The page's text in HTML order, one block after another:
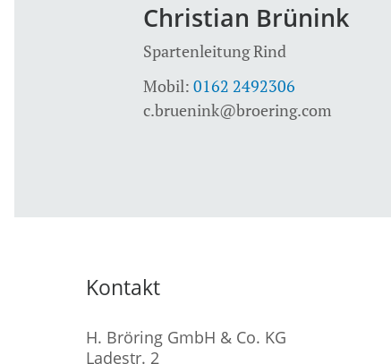
Christian Brünink
Spartenleitung Rind
Mobil: 0162 2492306
c.bruenink@broering.com
Kontakt
H. Bröring GmbH & Co. KG
Ladestr. 2